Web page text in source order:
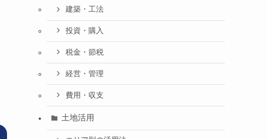
建築・工法
投資・購入
税金・節税
経営・管理
費用・収支
土地活用